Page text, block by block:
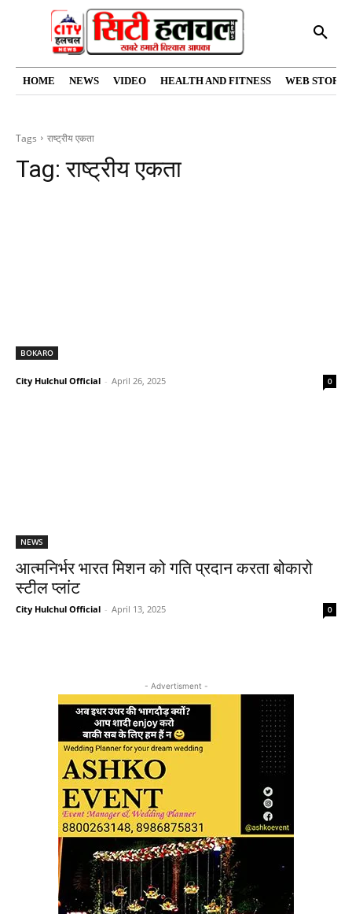
HOME NEWS VIDEO HEALTH AND FITNESS WEB
Tags राष्ट्रीय एकता
Tag:राष्ट्रीय एकता
BOKARO
City Hulchul Official - April 26, 2025 0
NEWS
आत्मनिर्भर भारत मिशन को गति प्रदान करता बोकारो
स्टील प्लांट
City Hulchul Official - April 13, 2025 0
- Advertisment -